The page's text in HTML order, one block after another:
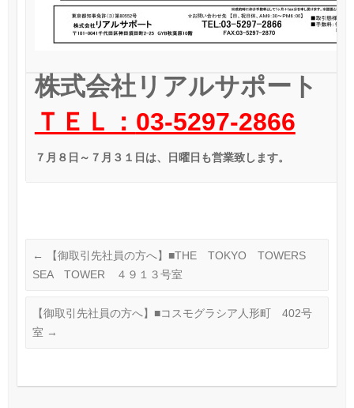
株式会社リアルサポート
ＴＥＬ： 03-5297-2866
７月８日～７月３１日は、日曜日も営業致します。
←
【御取引先社員の方へ】■THE TOKYO TOWERS
SEA TOWER ４９１３号室
【御取引先社員の方へ】■コスモグラシア人形町 402号
室 →